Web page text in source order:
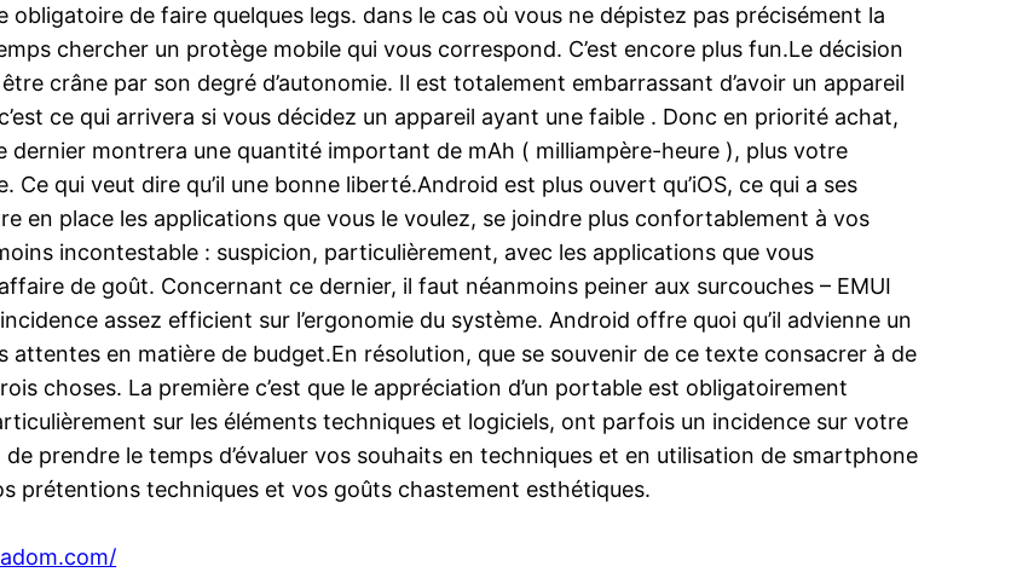
de faire quelques legs. dans le cas où vous ne dépistez pas précisément la
chercher un protège mobile qui vous correspond. C’est encore plus fun.Le décision
crâne par son degré d’autonomie. Il est totalement embarrassant d’avoir un appareil
ce qui arrivera si vous décidez un appareil ayant une faible . Donc en priorité achat,
dernier montrera une quantité important de mAh ( milliampère-heure ), plus votre
qui veut dire qu’il une bonne liberté.Android est plus ouvert qu’iOS, ce qui a ses
en place les applications que vous le voulez, se joindre plus confortablement à vos
incontestable : suspicion, particulièrement, avec les applications que vous
de goût. Concernant ce dernier, il faut néanmoins peiner aux surcouches – EMUI
assez efficient sur l’ergonomie du système. Android offre quoi qu’il advienne un
en matière de budget.En résolution, que se souvenir de ce texte consacrer à de
choses. La première c’est que le appréciation d’un portable est obligatoirement
sur les éléments techniques et logiciels, ont parfois un incidence sur votre
prendre le temps d’évaluer vos souhaits en techniques et en utilisation de smartphone
prétentions techniques et vos goûts chastement esthétiques.